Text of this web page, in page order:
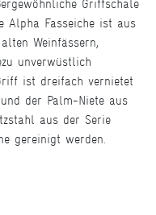
Griffschale
Alpha Fasseiche ist aus
Weinfässern,
unverwüstlich
ist dreifach vernietet
der Palm-Niete aus
aus der Serie
gereinigt werden.